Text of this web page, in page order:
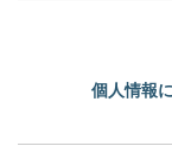
個人情報